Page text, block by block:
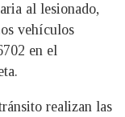
al lesionado,
vehículos
en el
realizan las